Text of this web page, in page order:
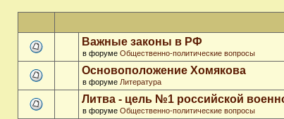
Важные законы в РФ
в форуме Общественно-политические вопросы
Основоположение Хомякова
в форуме Литература
Литва - цель №1 российской
в форуме Общественно-политические вопросы